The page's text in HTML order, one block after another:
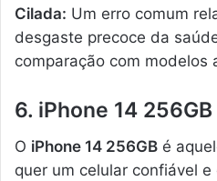
Cilada: Um erro comum
desgaste precoce da
comparação com modelos
6. iPhone 14
O iPhone 14 256GB é
quer um celular confiável